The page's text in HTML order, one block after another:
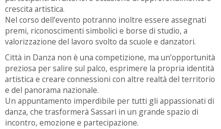
crescita artistica.
Nel corso dell’evento potranno inoltre essere assegnati
premi, riconoscimenti simbolici e borse di studio, a
valorizzazione del lavoro svolto da scuole e danzatori.
Città in Danza non è una competizione, ma un’opportunità
preziosa per salire sul palco, esprimere la propria identità
artistica e creare connessioni con altre realtà del territorio
e del panorama nazionale.
Un appuntamento imperdibile per tutti gli appassionati di
danza, che trasformerà Sassari in un grande spazio di
incontro, emozione e partecipazione.